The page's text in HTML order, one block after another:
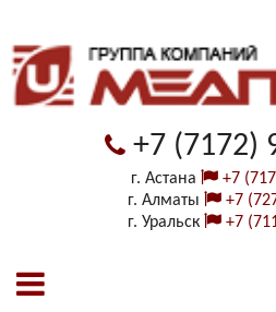
+7 (7172)
г. Астана
+7
г. Алматы
+7
г. Уральск
+7